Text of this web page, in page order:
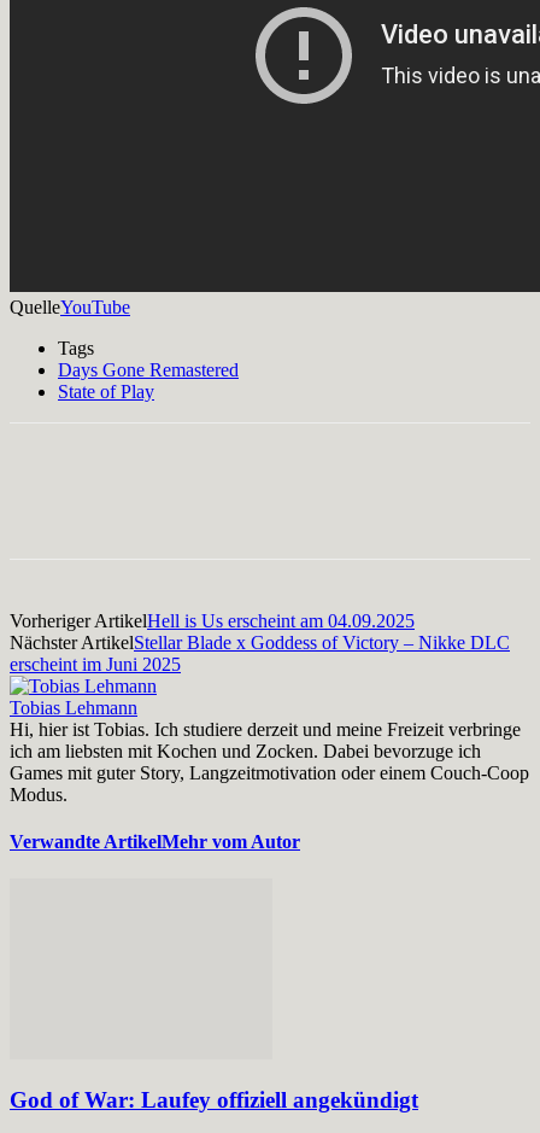
QuelleYouTube
Tags
Days Gone Remastered
State of Play
Vorheriger ArtikelHell is Us erscheint am 04.09.2025
Nächster ArtikelStellar Blade x Goddess of Victory – Nikke DLC
erscheint im Juni 2025
Tobias Lehmann
Hi, hier ist Tobias. Ich studiere derzeit und meine Freizeit verbringe
ich am liebsten mit Kochen und Zocken. Dabei bevorzuge ich
Games mit guter Story, Langzeitmotivation oder einem Couch-Coop
Modus.
Verwandte ArtikelMehr vom Autor
God of War: Laufey offiziell angekündigt